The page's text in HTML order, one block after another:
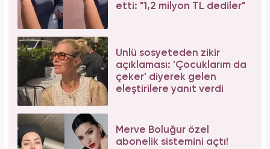
etti: "1,2 milyon TL dediler"
Ünlü sosyeteden zikir
açıklaması: 'Çocuklarım da
çeker' diyerek gelen
eleştirilere yanıt verdi
Merve Boluğur özel
abonelik sistemini açtı!